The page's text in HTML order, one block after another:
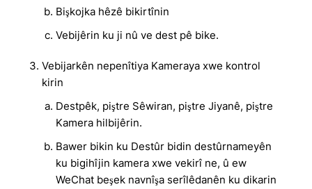
Bişkojka hêzê bikirtînin
Vebijêrin ku ji nû ve dest pê bike.
Vebijarkên nepenîtiya Kameraya xwe kontrol
kirin
Destpêk, piştre Sêwiran, piştre Jiyanê, piştre
Kamera hilbijêrin.
Bawer bikin ku Destûr bidin destûrnameyên
ku bigihîjin kamera xwe vekirî ne, û ew
WeChat beşek navnîşa serîlêdanên ku dikarin